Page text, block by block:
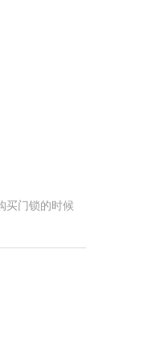
买门锁的时候